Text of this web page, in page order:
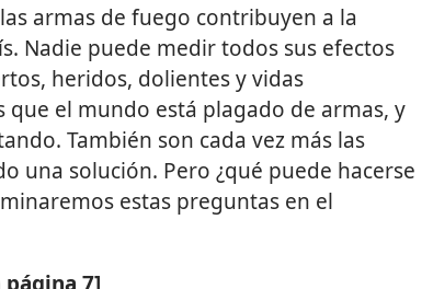
armas de fuego contribuyen a la
Nadie puede medir todos sus efectos
heridos, dolientes y vidas
que el mundo está plagado de armas, y
También son cada vez más las
una solución. Pero ¿qué puede hacerse
estas preguntas en el
7]